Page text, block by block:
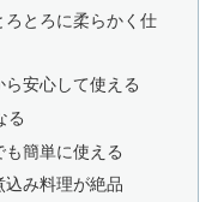
とろに柔らかく仕
安心して使える
る
簡単に使える
み料理が絶品